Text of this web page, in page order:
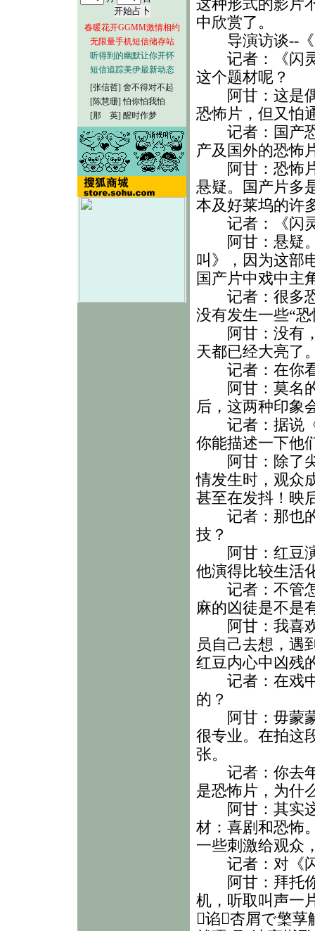
春暖花开GGMM激情相约
无限量手机短信储存站
听得到的幽默让你开怀
短信追踪美伊最新动态
[张信哲] 舍不得对不起
[陈慧珊] 怕你怕我怕
[那 英] 醒时作梦
这种形式的影片
中欣赏了。
导演访谈--《
记者：《闪灵
这个题材呢？
阿甘：这是偶
恐怖片，但又怕
记者：国产恐
产及国外的恐怖
阿甘：恐怖片
悬疑。国产片多
本及好莱坞的许
记者：《闪灵
阿甘：悬疑。
叫》，因为这部
国产片中戏中主
记者：很多恐
没有发生一些“
阿甘：没有，
天都已经大亮了
记者：在你看
阿甘：莫名的
后，这两种印象
记者：据说《
你能描述一下他
阿甘：除了尖
情发生时，观众
甚至在发抖！映
记者：那也的
技？
阿甘：红豆演
他演得比较生活
记者：不管怎
麻的凶徒是不是
阿甘：我喜欢
员自己去想，遇
红豆内心中凶残
记者：在戏中
的？
阿甘：毋蒙蒙
很专业。在拍这
张。
记者：你去年
是恐怖片，为什
阿甘：其实这
材：喜剧和恐怖
一些刺激给观众
记者：对《闪
阿甘：拜托你
机，听取叫声一
谄杏屑で檠莩